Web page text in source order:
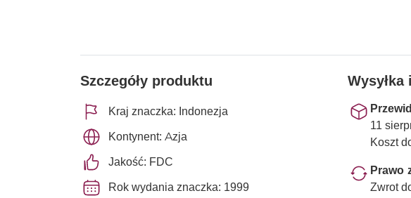
Szczegóły produktu
Kraj znaczka: Indonezja
Kontynent: Azja
Jakość: FDC
Rok wydania znaczka: 1999
11
Koszt
Prawo
Zwrot